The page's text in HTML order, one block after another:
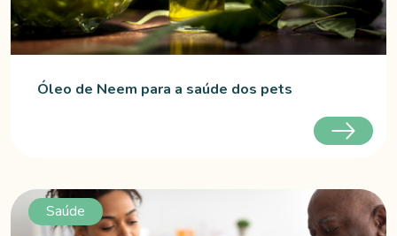
Óleo de Neem para a saúde dos pets
Saúde